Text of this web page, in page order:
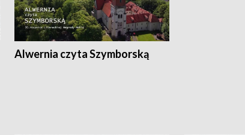
Alwernia czyta Szymborską